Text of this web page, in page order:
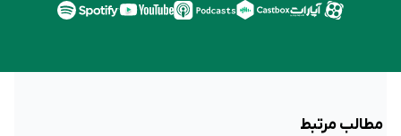
مطالب مرتبط